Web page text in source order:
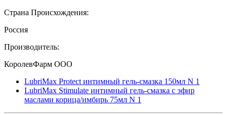
Страна Происхождения:
Россия
Производитель:
КоролевФарм ООО
LubriMax Protect интимный гель-смазка 150мл N 1
LubriMax Stimulate интимный гель-смазка с эфир
маслами корица/имбирь 75мл N 1